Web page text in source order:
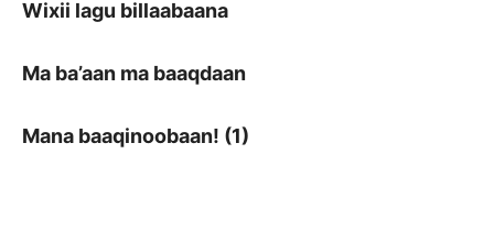
Wixii lagu billaabaana
Ma ba’aan ma baaqdaan
Mana baaqinoobaan! (1)